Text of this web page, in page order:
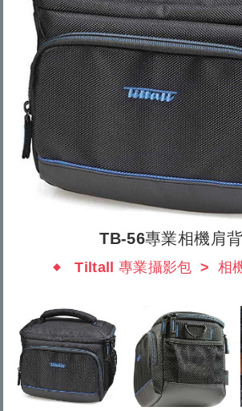
TB-56專業相機肩
Tiltall 專業攝影包 相